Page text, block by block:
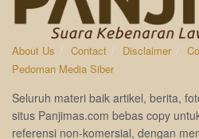
About Us Contact Disclaimer
Pedoman Media Siber
Seluruh materi baik artikel, berita,
situs Panjimas.com bebas copy
referensi non-komersial, dengan